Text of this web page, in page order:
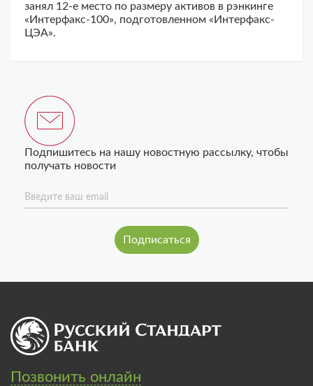
занял 12-е место по размеру активов в рэнкинге
«Интерфакс-100», подготовленном «Интерфакс-
ЦЭА».
Подпишитесь на нашу новостную рассылку, чтобы
получать новости
Введите ваш email
Позвонить онлайн